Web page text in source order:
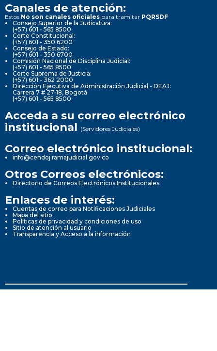
Canales de atención:
Estos No son canales oficiales para tramitar PQRSDF
Consejo Superior de la Judicatura:
(+57) 601 - 565 8500
Corte Constitucional:
(+57) 601 - 350 6200
Consejo de Estado:
(+57) 601 - 350 6700
Comisión Nacional de Disciplina Judicial:
(+57) 601 - 565 8500
Corte Suprema de Justicia:
(+57) 601 - 362 2000
Dirección Ejecutiva de Administración Judicial - DEAJ:
Carrera 7 # 27-18, Bogotá
(+57) 601 - 565 8500
Acceda a su correo electrónico
institucional (Servidores Judiciales)
Correo electrónico institucional:
info@cendoj.ramajudicial.gov.co
Otros Correos electrónicos:
Directorio de Correos Electrónicos Institucionales
Enlaces de interés:
Cuentas de correo para Notificaciones Judiciales
Mapa del sitio
Políticas de privacidad y condiciones de uso
Sitio de atención al usuario
Transparencia y Acceso a la información